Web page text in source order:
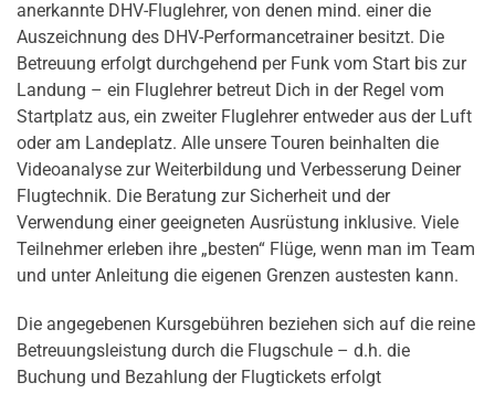
anerkannte DHV-Fluglehrer, von denen mind. einer die
Auszeichnung des DHV-Performancetrainer besitzt. Die
Betreuung erfolgt durchgehend per Funk vom Start bis zur
Landung – ein Fluglehrer betreut Dich in der Regel vom
Startplatz aus, ein zweiter Fluglehrer entweder aus der Luft
oder am Landeplatz. Alle unsere Touren beinhalten die
Videoanalyse zur Weiterbildung und Verbesserung Deiner
Flugtechnik. Die Beratung zur Sicherheit und der
Verwendung einer geeigneten Ausrüstung inklusive. Viele
Teilnehmer erleben ihre „besten“ Flüge, wenn man im Team
und unter Anleitung die eigenen Grenzen austesten kann.
Die angegebenen Kursgebühren beziehen sich auf die reine
Betreuungsleistung durch die Flugschule – d.h. die
Buchung und Bezahlung der Flugtickets erfolgt